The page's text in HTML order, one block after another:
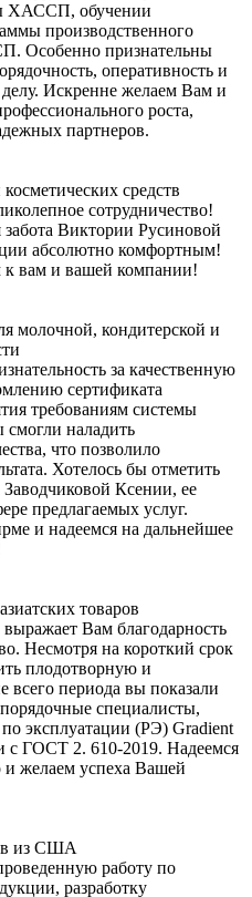
ХАССП, обучении
производственного
Особенно признательны
оперативность и
Искренне желаем Вам и
роста,
партнеров.
средств
сотрудничество!
Виктории Русиновой
абсолютно комфортным!
вам и вашей компании!
молочной, кондитерской и
за качественную
сертификата
требованиям системы
смогли наладить
что позволило
Хотелось бы отметить
Ксении, ее
предлагаемых услуг.
и надеемся на дальнейшее
товаров
Вам благодарность
Несмотря на короткий срок
плодотворную и
всего периода вы показали
специалисты,
эксплуатации (РЭ) Gradient
с ГОСТ 2. 610-2019. Надеемся
и желаем успеха Вашей
из США
работу по
разработку